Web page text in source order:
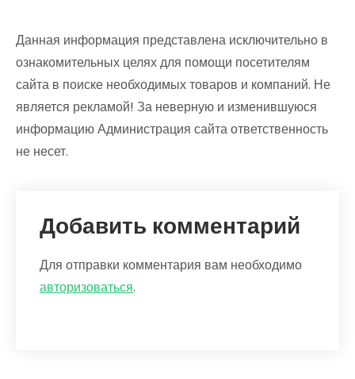
Данная информация представлена исключительно в
ознакомительных целях для помощи посетителям
сайта в поиске необходимых товаров и компаний. Не
является рекламой! За неверную и изменившуюся
информацию Администрация сайта ответственность
не несет.
Добавить комментарий
Для отправки комментария вам необходимо
авторизоваться.